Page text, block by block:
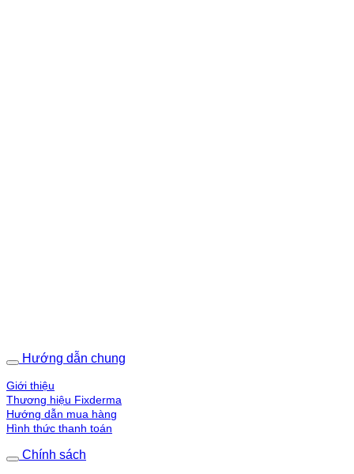
Hướng dẫn chung
Giới thiệu
Thương hiệu Fixderma
Hướng dẫn mua hàng
Hình thức thanh toán
Chính sách